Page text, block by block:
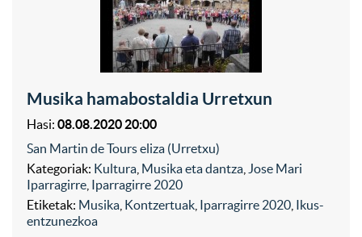
Musika hamabostaldia Urretxun
Hasi: 08.08.2020 20:00
San Martin de Tours eliza (Urretxu)
Kategoriak: Kultura Musika eta dantza Jose Mari
Iparragirre Iparragirre 2020
Etiketak: Musika Kontzertuak Iparragirre 2020 Ikus-
entzunezkoa